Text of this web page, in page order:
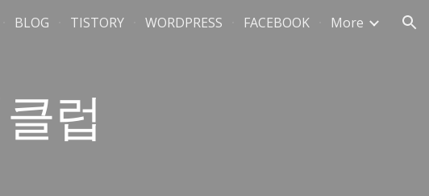
to navigation
BLOG TISTORY WORDPRESS FACEBOOK More
럽